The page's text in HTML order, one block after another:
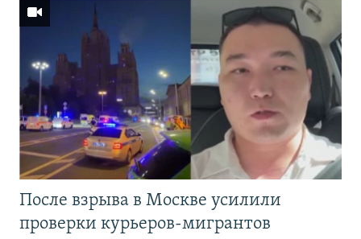
После взрыва в Москве усилили
проверки курьеров-мигрантов